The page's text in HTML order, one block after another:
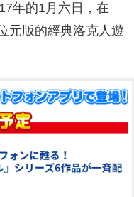
年的1月六日，在
元版的經典洛克人遊